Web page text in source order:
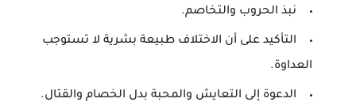
نبذ الحروب والتخاصم.
التأكيد على أن الاختلاف طبيعة بشرية لا تستوجب
العداوة.
الدعوة إلى التعايش والمحبة بدل الخصام والقتال.